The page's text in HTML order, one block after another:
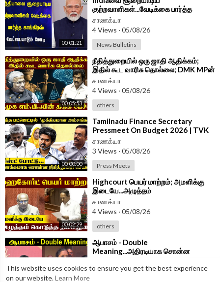
This website uses cookies to ensure you get the best experience
on our website.Learn More
00:01:21
குற்றவாளிகள்...வேடிக்கை பார்த்த
Congress வேட்டையாடும் Modi | BJP
சாணக்யா
4 Views · 05/08/26
News Bulletins
00:05:53
⁣நீதித்துறையில் ஒரு ஜாதி ஆதிக்கம்;
இதில் கூட வாரிசு தொல்லை; DMK MPன்
திடுக் பேச்சு | Parliament 2026
சாணக்யா
4 Views · 05/08/26
others
00:00:00
⁣Tamilnadu Finance Secretary
Pressmeet On Budget 2026 | TVK
Government
சாணக்யா
3 Views · 05/08/26
Press Meets
00:02:29
⁣Highcourt பெயர் மாற்றம்; அமளிக்கு
இடையே...அழுத்தம்
கொடுத்தThambidurai | Parliament
2026 | ADMK
சாணக்யா
4 Views · 05/08/26
others
⁣ஆபாசம் - Double
Meaning...அதிரடியாக சொன்ன
Arrest
3 Views 05/08/26